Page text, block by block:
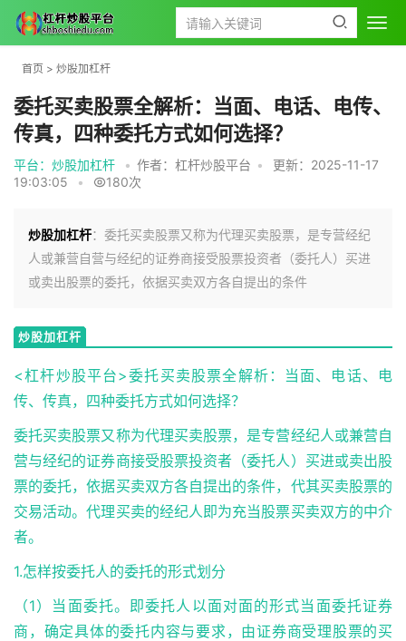
首页 > 炒股加杠杆
委托买卖股票全解析：当面、电话、电传、
传真，四种委托方式如何选择？
平台：炒股加杠杆 • 作者：杠杆炒股平台 •
更新：2025-11-17
19:03:05
• 180次
炒股加杠杆：委托买卖股票又称为代理买卖股票，是专营经纪
人或兼营自营与经纪的证券商接受股票投资者（委托人）买进
或卖出股票的委托，依据买卖双方各自提出的条件
炒股加杠杆
<杠杆炒股平台>委托买卖股票全解析：当面、电话、电
传、传真，四种委托方式如何选择？
委托买卖股票又称为代理买卖股票，是专营经纪人或兼营自
营与经纪的证券商接受股票投资者（委托人）买进或卖出股
票的委托，依据买卖双方各自提出的条件，代其买卖股票的
交易活动。代理买卖的经纪人即为充当股票买卖双方的中介
者。
1.怎样按委托人的委托的形式划分
（1）当面委托。即委托人以面对面的形式当面委托证券
商，确定具体的委托内容与要求，由证券商受理股票的买